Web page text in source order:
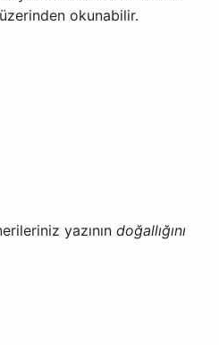
okunabilir.
yazının doğallığını